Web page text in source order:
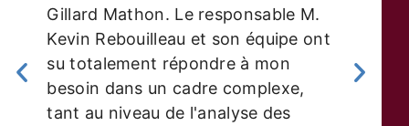
Gillard Mathon. Le responsable M.
Kevin Rebouilleau et son équipe ont
su totalement répondre à mon
besoin dans un cadre complexe,
tant au niveau de l'analyse des